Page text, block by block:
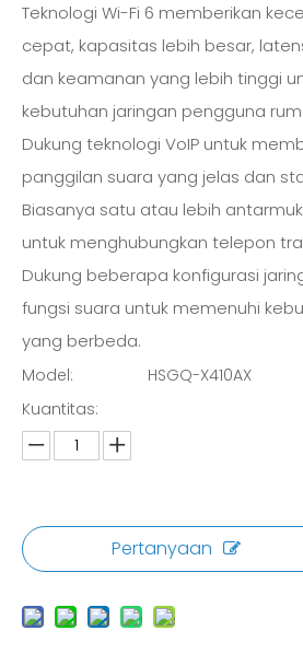
Teknologi Wi-Fi 6 memberikan
cepat, kapasitas lebih besar,
dan keamanan yang lebih tinggi
kebutuhan jaringan pengguna
Dukung teknologi VoIP untuk
panggilan suara yang jelas dan
Biasanya satu atau lebih
untuk menghubungkan telepon
Dukung beberapa konfigurasi
fungsi suara untuk memenuhi
yang berbeda.
Model:
HSGQ-X410AX
Kuantitas:
Pertanyaan